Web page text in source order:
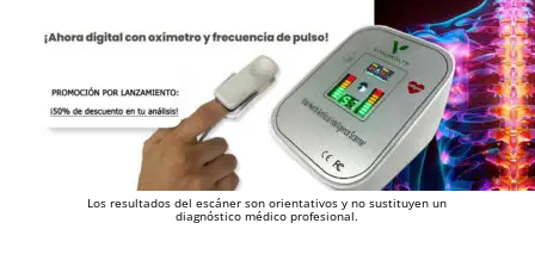
Los resultados del escáner son orientativos y no sustituyen un
diagnóstico médico profesional.